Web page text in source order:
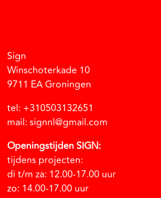
Sign
Winschoterkade 10
9711 EA Groningen
tel: +310503132651
mail: signnl@gmail.com
Openingstijden SIGN:
tijdens projecten:
di t/m za: 12.00-17.00 uur
zo: 14.00-17.00 uur